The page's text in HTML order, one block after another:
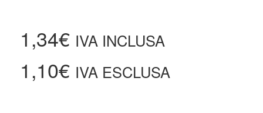
1,34€ IVA INCLUSA
1,10€ IVA ESCLUSA